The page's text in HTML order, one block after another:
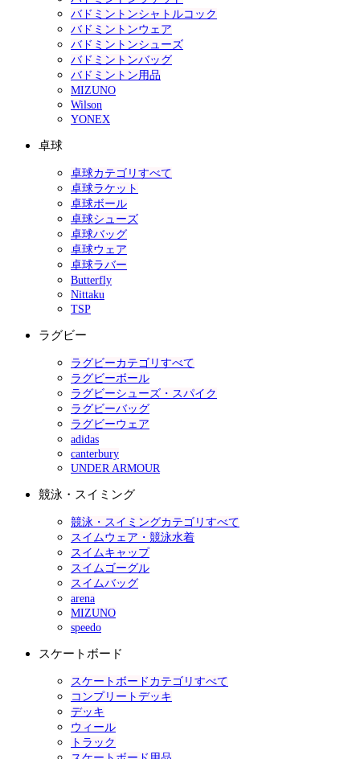
バドミントンシャトルコック
バドミントンウェア
バドミントンシューズ
バドミントンバッグ
バドミントン用品
MIZUNO
Wilson
YONEX
卓球
卓球カテゴリすべて
卓球ラケット
卓球ボール
卓球シューズ
卓球バッグ
卓球ウェア
卓球ラバー
Butterfly
Nittaku
TSP
ラグビー
ラグビーカテゴリすべて
ラグビーボール
ラグビーシューズ・スパイク
ラグビーバッグ
ラグビーウェア
adidas
canterbury
UNDER ARMOUR
競泳・スイミング
競泳・スイミングカテゴリすべて
スイムウェア・競泳水着
スイムキャップ
スイムゴーグル
スイムバッグ
arena
MIZUNO
speedo
スケートボード
スケートボードカテゴリすべて
コンプリートデッキ
デッキ
ウィール
トラック